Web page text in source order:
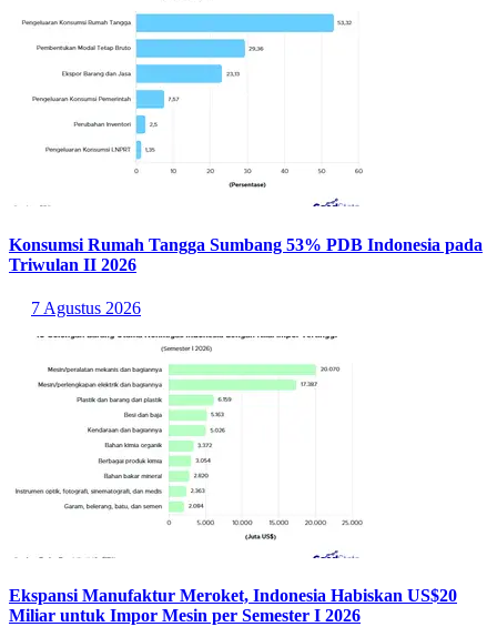
Konsumsi Rumah Tangga Sumbang 53% PDB Indonesia pada
Triwulan II 2026
7 Agustus 2026
Ekspansi Manufaktur Meroket, Indonesia Habiskan US$20
Miliar untuk Impor Mesin per Semester I 2026